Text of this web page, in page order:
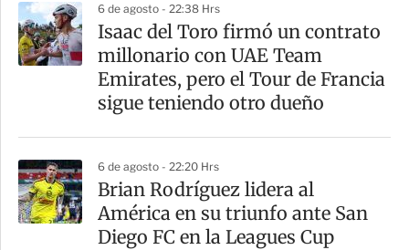
6 de agosto - 22:38 Hrs
Isaac del Toro firmó un contrato
millonario con UAE Team
Emirates, pero el Tour de Francia
sigue teniendo otro dueño
6 de agosto - 22:20 Hrs
Brian Rodríguez lidera al
América en su triunfo ante San
Diego FC en la Leagues Cup